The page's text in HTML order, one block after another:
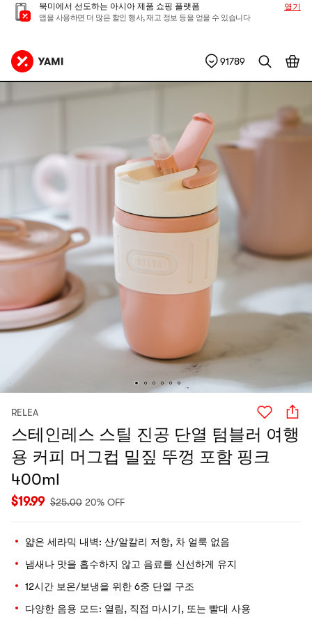
북미에서 선도하는 아시아 제품 쇼핑 플랫폼
앱을 사용하면 더 많은 할인 행사, 재고 정보 등을 얻을 수 있습니다
열기
91789
RELEA
스테인레스 스틸 진공 단열 텀블러 여행
용 커피 머그컵 밀짚 뚜껑 포함 핑크
400ml
$19.99 $25.00 20% OFF
얇은 세라믹 내벽: 산/알칼리 저항, 차 얼룩 없음
냄새나 맛을 흡수하지 않고 음료를 신선하게 유지
12시간 보온/보냉을 위한 6중 단열 구조
다양한 음용 모드: 열림, 직접 마시기, 또는 빨대 사용